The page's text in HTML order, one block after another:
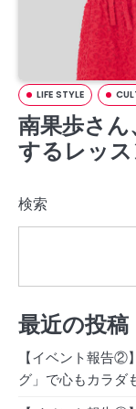
LIFE STYLE
南果歩さ
するレ
検索
最近の投稿
【イベント報告②
グ」で心もカラダ